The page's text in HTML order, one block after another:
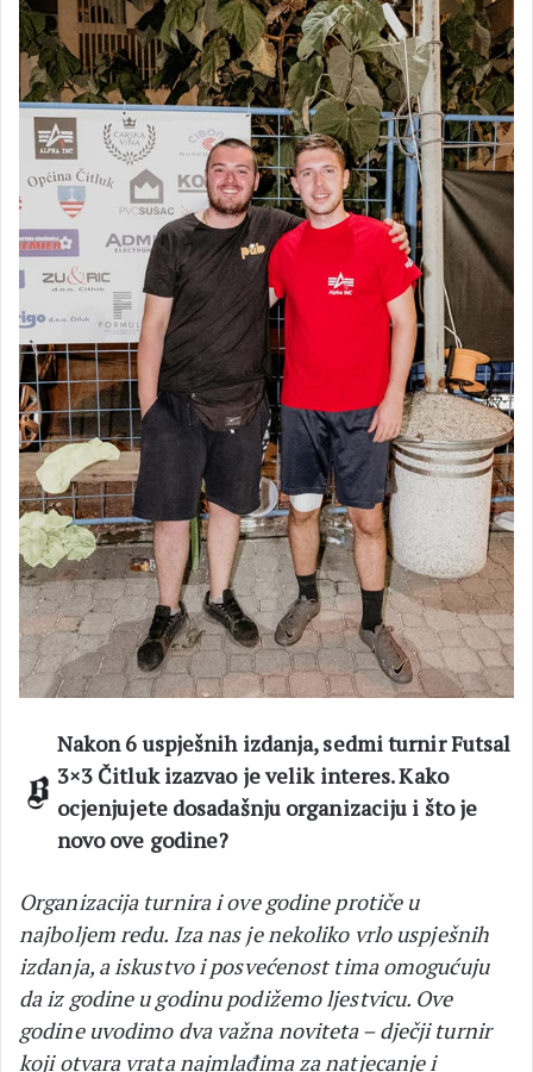
Nakon 6 uspješnih izdanja, sedmi turnir Futsal
3×3 Čitluk izazvao je velik interes. Kako
ocjenjujete dosadašnju organizaciju i što je
novo ove godine?
Organizacija turnira i ove godine protiče u
najboljem redu. Iza nas je nekoliko vrlo uspješnih
izdanja, a iskustvo i posvećenost tima omogućuju
da iz godine u godinu podižemo ljestvicu. Ove
godine uvodimo dva važna noviteta – dječji turnir
koji otvara vrata najmlađima za natjecanje i